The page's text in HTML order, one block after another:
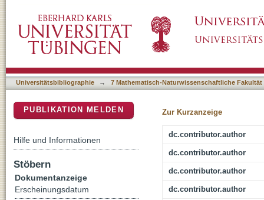
Universitätsbibliographie → 7 Mathematisch-Naturwissenschaftliche Fakultät
Zur Kurzanzeige
dc.contributor.author
dc.contributor.author
dc.contributor.author
dc.contributor.author
PUBLIKATION MELDEN
Hilfe und Informationen
Stöbern
Dokumentanzeige
Erscheinungsdatum